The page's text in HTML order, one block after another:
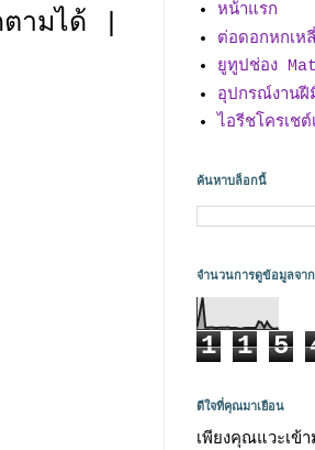
ามได้ |
หน้าแรก
ต่อดอกหกเห
ยูทูปช่อง
อุปกรณ์งานฝี
ไอรีชโครเช
ค้นหาบล็อกนี้
จำนวนการดูข้อมูลจา
1 1 5
ดีใจที่คุณมาเยือน
เพียงคุณแวะเข้